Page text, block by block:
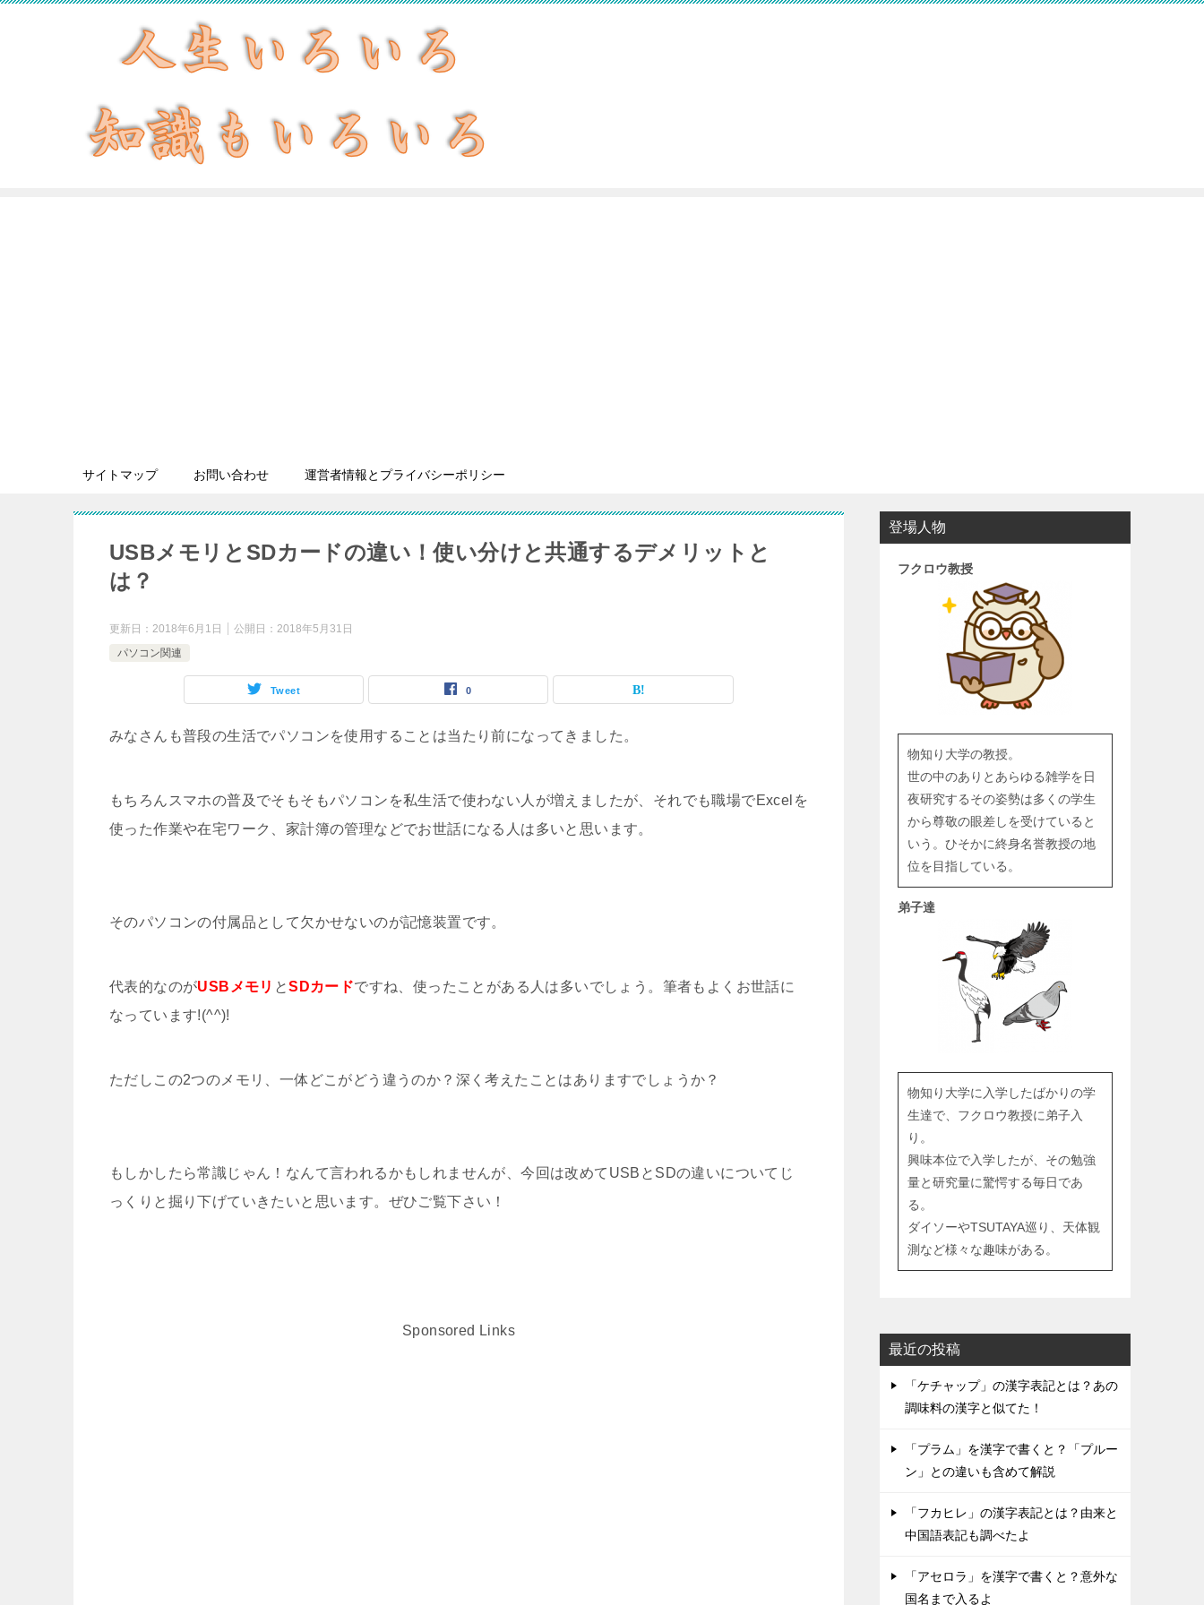
サイトマップ お問い合わせ 運営者情報とプライバシーポリシー
USBメモリとSDカードの違い！使い分けと共通するデメリットと
は？
更新日： 2018年6月1日 公開日： 2018年5月31日
パソコン関連
Tweet 0
みなさんも普段の生活でパソコンを使用することは当たり前になってきました。
もちろんスマホの普及でそもそもパソコンを私生活で使わない人が増えましたが、それでも職場でExcelを
使った作業や在宅ワーク、家計簿の管理などでお世話になる人は多いと思います。
そのパソコンの付属品として欠かせないのが記憶装置です。
代表的なのがUSBメモリ とSDカードですね、使ったことがある人は多いでしょう。筆者もよくお世話に
なっています!(^^)!
ただしこの2つのメモリ、一体どこがどう違うのか？深く考えたことはありますでしょうか？
もしかしたら常識じゃん！なんて言われるかもしれませんが、今回は改めてUSBとSDの違いについてじ
っくりと掘り下げていきたいと思います。ぜひご覧下さい！
Sponsored Links
登場人物
フクロウ教授
物知り大学の教授。
世の中のありとあらゆる雑学を日
夜研究するその姿勢は多くの学生
から尊敬の眼差しを受けていると
いう。ひそかに終身名誉教授の地
位を目指している。
弟子達
物知り大学に入学したばかりの学
生達で、フクロウ教授に弟子入
り。
興味本位で入学したが、その勉強
量と研究量に驚愕する毎日であ
る。
ダイソーやTSUTAYA巡り、天体観
測など様々な趣味がある。
最近の投稿
「ケチャップ」の漢字表記とは？あの
調味料の漢字と似てた！
「プラム」を漢字で書くと？「プルー
ン」との違いも含めて解説
「フカヒレ」の漢字表記とは？由来と
中国語表記も調べたよ
「アセロラ」を漢字で書くと？意外な
国名まで入るよ